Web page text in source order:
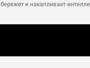
и накапливает